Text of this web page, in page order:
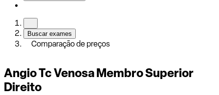
Buscar exames
Comparação de preços
Angio Tc Venosa Membro Superior
Direito